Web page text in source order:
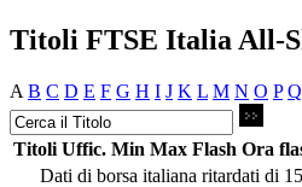
Titoli FTSE Italia All-
A B C D E F G H I J K L M N O P Q
Titoli Uffic. Min Max Flash Ora
Dati di borsa italiana ritardati di